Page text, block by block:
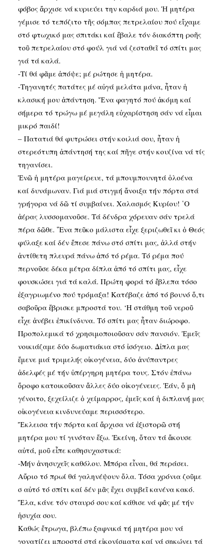
φόβος ἄρχισε νά κυριεύει την καρδιά μου. Ἡ μητέρα
γέμισε τό τεπόζιτο τῆς σόμπας πετρελαίου πού εἴχαμε
στό φτωχικό μας σπιτάκι καί ἔβαλε τόν διακόπτη ροῆς
τοῦ πετρελαίου στό φούλ γιά νά ζεσταθεῖ τό σπίτι μας
γιά τά καλά.
-Τί θά φᾶμε ἀπόψε; μέ ρώτησε ἡ μητέρα.
-Τηγανητές πατάτες μέ αὐγά μελάτα μάνα, ἦταν ἡ
κλασική μου ἀπάντηση. Ἕνα φαγητό πού ἀκόμη καί
σήμερα τό τρώγω μέ μεγάλη εὐχαρίστηση σάν νά εἶμαι
μικρό παιδί!
– Πατατιά θά φυτρώσει στήν κοιλιά σου, ἦταν ἡ
στερεότυπη ἀπάντησή της καί πῆγε στήν κουζίνα νά τίς
τηγανίσει.
Ἐνῶ ἡ μητέρα μαγείρευε, τά μπουμπουνητά ὁλοένα
καί δυνάμωναν. Γιά μιά στιγμή ἄνοιξα τήν πόρτα στά
γρήγορα νά δῶ τί συμβαίνει. Χαλασμός Κυρίου! ῾Ο
ἀέρας λυσσομανοῦσε. Τά δένδρα χόρευαν σάν τρελά
πέρα δῶθε. ῞Ενα πεῦκο μάλιστα εἶχε ξεριζωθεῖ κι ὁ Θεός
φύλαξε καί δέν ἔπεσε πάνω στό σπίτι μας, ἀλλά στήν
ἀντίθετη πλευρά πάνω ἀπό τό ρέμα. Τό ρέμα πού
περνοῦσε δέκα μέτρα δίπλα ἀπό τό σπίτι μας, εἶχε
φουσκώσει γιά τά καλά. Πρώτη φορά τό ἔβλεπα τόσο
ἐξαγριωμένο πού τρόμαξα! Κατέβαζε ἀπό τό βουνό ὅ,τι
σαβοῦρα ἔβρισκε μπροστά του. ‘Η στάθμη τοῦ νεροῦ
εἶχε ἀνέβει ἐπικίνδυνα. Τό σπίτι μας ἦταν διώροφο.
Προπολεμικά τό χρησιμοποιοῦσαν σάν πανσιόν. Ἐμεῖς
νοικιάζαμε δύο δωματιάκια στό ἰσόγειο. Δἰπλα μας
ἔμενε μιά τριμελής οἰκογένεια, δύο ἀνύπαντρες
ἀδελφές μέ τήν ὑπέργηρη μητέρα τους. Στόν ἐπάνω
ὄροφο κατοικοῦσαν ἄλλες δύο οἰκογένειες. Ἐάν, ὅ μὴ
γένοιτο, ξεχείλιζε ὁ χείμαρρος, ἐμεῖς καί ἡ διπλανή μας
οἰκογένεια κινδυνεύαμε περισσότερο.
Ἔκλεισα τήν πόρτα καί ἄρχισα νά ἐξιστορῶ στή
μητέρα μου τί γινόταν ἔξω. Ἐκείνη, ὅταν τά ἄκουσε
αὐτά, μοῦ εἶπε καθησυχαστικά:
-Μήν ἀνησυχεῖς καθόλου. Μπόρα εἶναι, θά περάσει.
Αὔριο τό πρωί θά γαληνέψουν ὅλα. Τόσα χρόνια ζοῦμε
σ αὐτό τό σπίτι καί δέν μᾶς ἔχει συμβεῖ κανένα κακό.
Ἔλα, κάνε τόν σταυρό σου καί κάθισε νά φᾶς μέ τήν
ἡσυχία σου.
Καθώς ἔτρωγα, βλέπω ξαφνικά τή μητέρα μου νά
γονατίζει μπροστά στά εἰκονίσματα καί νά σηκώνει τά